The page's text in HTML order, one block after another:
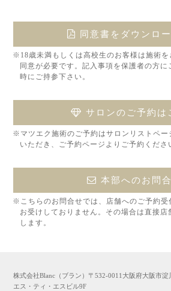
同意書をダウンロ
※18歳未満もしくは高校生のお客様は施術
同意が必要です。記入事項を保護者の方
時にご持参下さい。
サロンのご予約は
※マツエク施術のご予約はサロンリストペー
いただき、ご予約ページよりご予約くださ
本部へのお問
※こちらのお問合せでは、店舗へのご予約受
お受けしておりません。その場合は直接店
します。
株式会社Blanc（ブラン）〒532-0011大阪府大阪市
エス・ティ・エスビル9F